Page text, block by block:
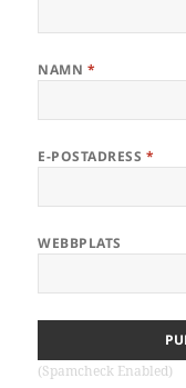
NAMN *
E-POSTADRESS *
WEBBPLATS
(Spamcheck Enabled)